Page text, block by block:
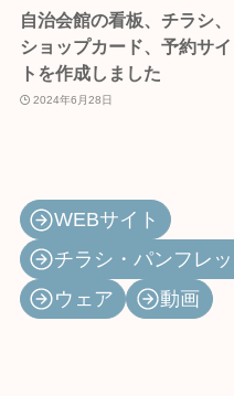
自治会館の看板、チラシ、
ショップカード、予約サイ
トを作成しました
2024年6月28日
WEBサイト
チラシ・パンフレ
ウェア
動画